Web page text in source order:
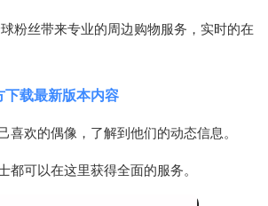
粉丝带来专业的周边购物服务，实时的在
下载最新版本内容
喜欢的偶像，了解到他们的动态信息。
都可以在这里获得全面的服务。